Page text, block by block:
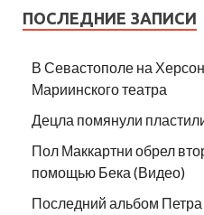
ПОСЛЕДНИЕ ЗАПИСИ
В Севастополе на
Мариинского театра
Децла помянули
Пол Маккартни обрел
помощью Бека (Видео)
Последний альбом